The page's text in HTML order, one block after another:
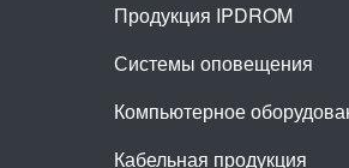
Продукция IPDROM
Системы оповещения
Компьютерное
Кабельная продукция